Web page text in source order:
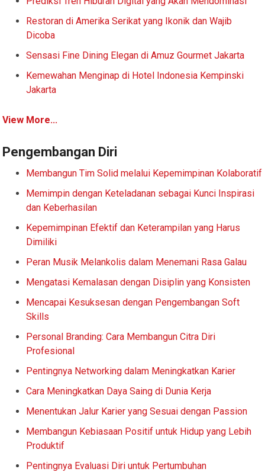
Restoran di Amerika Serikat yang Ikonik dan Wajib
Dicoba
Sensasi Fine Dining Elegan di Amuz Gourmet Jakarta
Kemewahan Menginap di Hotel Indonesia Kempinski
Jakarta
View More...
Pengembangan Diri
Membangun Tim Solid melalui Kepemimpinan Kolaboratif
Memimpin dengan Keteladanan sebagai Kunci Inspirasi
dan Keberhasilan
Kepemimpinan Efektif dan Keterampilan yang Harus
Dimiliki
Peran Musik Melankolis dalam Menemani Rasa Galau
Mengatasi Kemalasan dengan Disiplin yang Konsisten
Mencapai Kesuksesan dengan Pengembangan Soft
Skills
Personal Branding: Cara Membangun Citra Diri
Profesional
Pentingnya Networking dalam Meningkatkan Karier
Cara Meningkatkan Daya Saing di Dunia Kerja
Menentukan Jalur Karier yang Sesuai dengan Passion
Membangun Kebiasaan Positif untuk Hidup yang Lebih
Produktif
Pentingnya Evaluasi Diri untuk Pertumbuhan